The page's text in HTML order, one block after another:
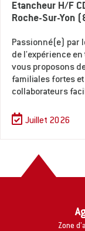
Etancheur H/F
Roche-Sur-Yon
Passionné(e) par
de l'expérience
vous proposons
familiales fortes
collaborateurs
Juillet 2026
Zone